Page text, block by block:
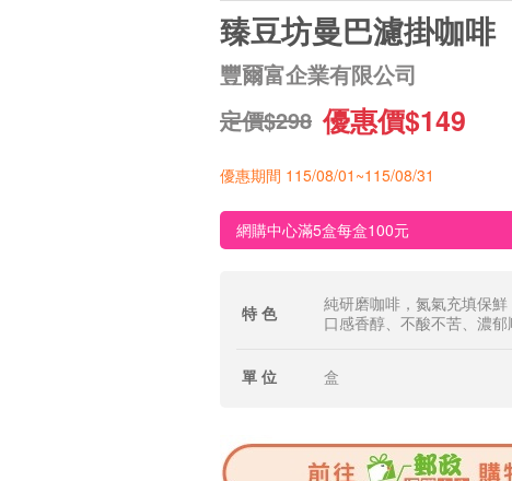
臻豆坊曼巴濾掛咖啡
豐爾富企業有限公司
定價$298 優惠價$149
優惠期間 115/08/01~115/08/31
網購中心滿5盒每盒100元
特 色
純研磨咖啡，氮氣充填保鮮
口感香醇、不酸不苦、濃郁
單 位 盒